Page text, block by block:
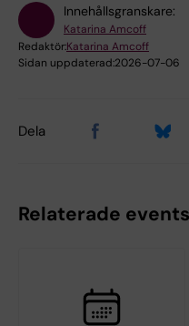
Innehållsgranskare:
Katarina Amcoff
Redaktör:Katarina Amcoff
Sidan uppdaterad:2026-07-06
Dela
Relaterade events